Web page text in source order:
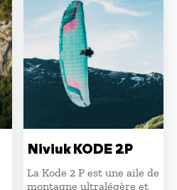
Niviuk KODE 2P
La Kode 2 P est une aile de
montagne ultralégère et